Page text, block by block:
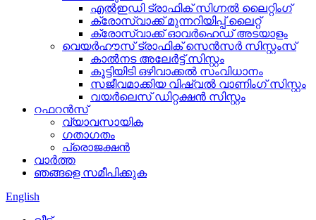
എൽഇഡി ട്രാഫിക് സിഗ്നൽ ലൈറ്റിംഗ്
ക്രോസ്വാക്ക് മുന്നറിയിപ്പ് ലൈറ്റ്
ക്രോസ്വാക്ക് ഓവർഹെഡ് അടയാളം
വെയർഹൗസ് ട്രാഫിക് സെൻസർ സിസ്റ്റംസ്
കാൽനട അലേർട്ട് സിസ്റ്റം
കൂട്ടിയിടി ഒഴിവാക്കൽ സംവിധാനം
സജീവമാക്കിയ വിഷ്വൽ വാണിംഗ് സിസ്റ്റം
വയർലെസ് ഡിറ്റക്ഷൻ സിസ്റ്റം
റഫറൻസ്
വ്യാവസായിക
ഗതാഗതം
പ്രൊജക്ഷൻ
വാർത്ത
ഞങ്ങളെ സമീപിക്കുക
English